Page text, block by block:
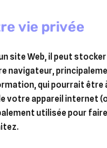
lanières – traitement
pour ruche
25,90 €
Ajouter au panier
vie privée
site Web, il peut
navigateur,
qui pourrait être
votre appareil internet
utilisée pour